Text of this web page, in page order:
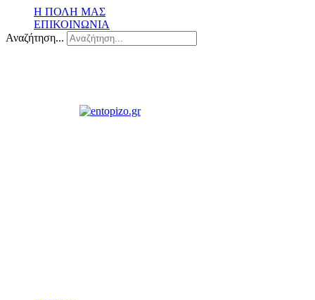
Η ΠΟΛΗ ΜΑΣ
ΕΠΙΚΟΙΝΩΝΙΑ
Αναζήτηση...